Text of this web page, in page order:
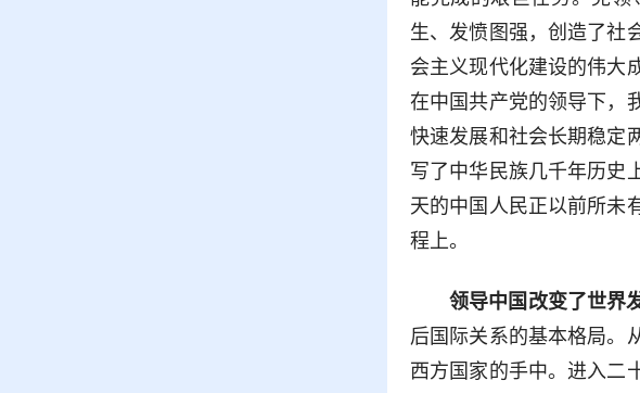
生、发愤图强，创造了社
会主义现代化建设的伟大
在中国共产党的领导下，
快速发展和社会长期稳定
写了中华民族几千年历史
天的中国人民正以前所未
程上。
领导中国改变了世界
后国际关系的基本格局。
西方国家的手中。进入二